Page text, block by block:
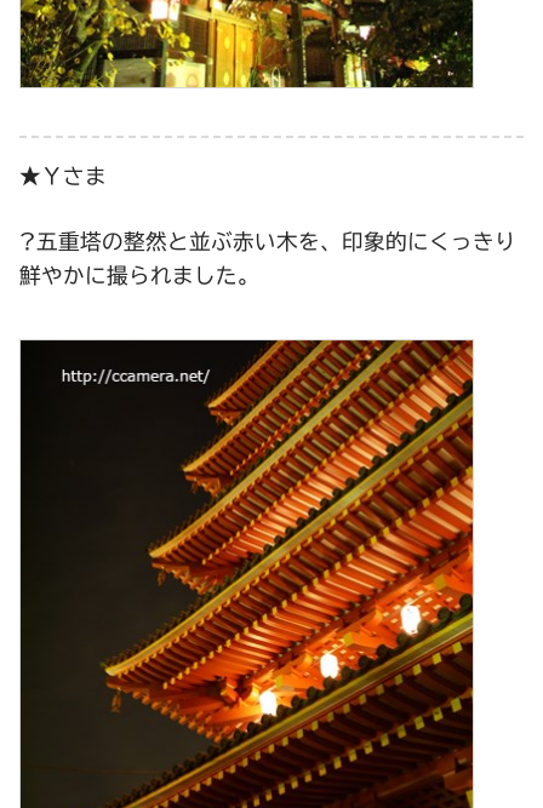
★Ｙさま
?五重塔の整然と並ぶ赤い木を、印象的にくっきり
鮮やかに撮られました。